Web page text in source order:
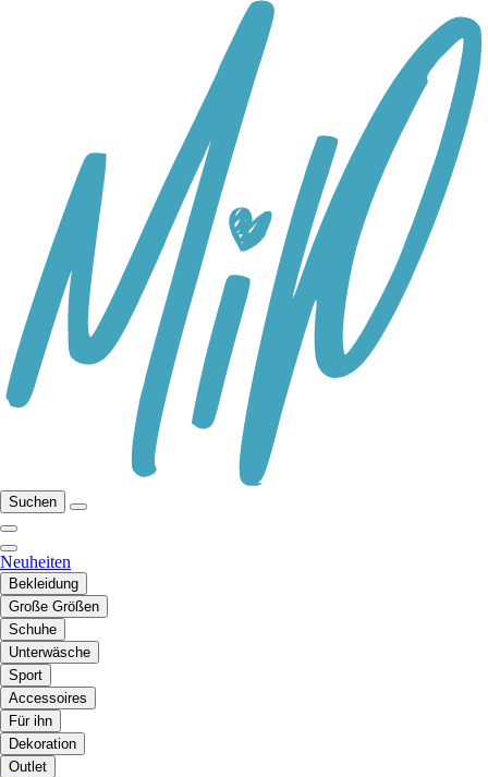
Suchen
Neuheiten
Bekleidung
Große Größen
Schuhe
Unterwäsche
Sport
Accessoires
Für ihn
Dekoration
Outlet